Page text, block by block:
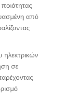
από
ηλεκτρικών
σε